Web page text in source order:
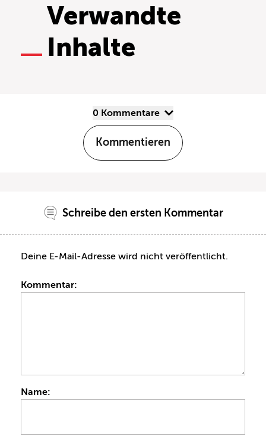
Verwandte
Inhalte
0 Kommentare
Kommentieren
Schreibe den ersten Kommentar
Deine E-Mail-Adresse wird nicht veröffentlicht.
Kommentar:
Name: